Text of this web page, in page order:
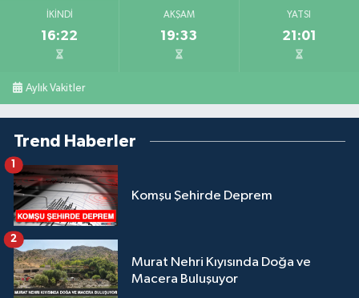
İKINDI
16:22
AKŞAM
19:33
YATSI
21:01
Aylık Vakitler
Trend Haberler
Komşu Şehirde Deprem
Murat Nehri Kıyısında Doğa ve
Macera Buluşuyor
2